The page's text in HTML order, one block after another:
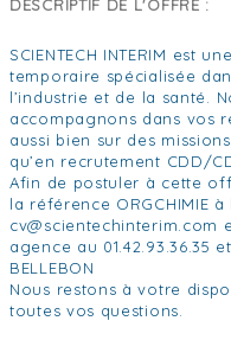
DESCRIPTIF DE L'OFFRE :
SCIENTECH INTERIM est
temporaire spécialisée
l’industrie et de la santé.
accompagnons dans vos
aussi bien sur des
qu’en recrutement CDD/
Afin de postuler à cette
la référence ORGCHIMIE
cv@scientechinterim.com
agence au 01.42.93.36.35
BELLEBON
Nous restons à votre
toutes vos questions.